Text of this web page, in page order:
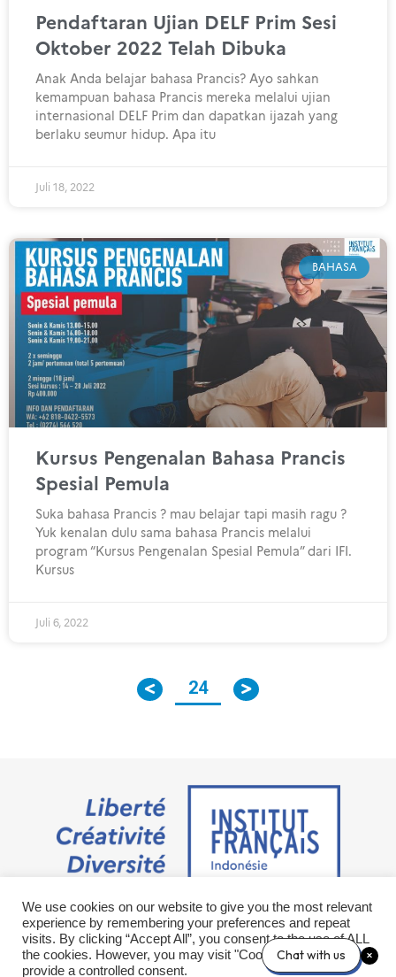
Pendaftaran Ujian DELF Prim Sesi
Oktober 2022 Telah Dibuka
Anak Anda belajar bahasa Prancis? Ayo sahkan
kemampuan bahasa Prancis mereka melalui ujian
internasional DELF Prim dan dapatkan ijazah yang
berlaku seumur hidup. Apa itu
Juli 18, 2022
BAHASA
Kursus Pengenalan Bahasa Prancis
Spesial Pemula
Suka bahasa Prancis ? mau belajar tapi masih ragu ?
Yuk kenalan dulu sama bahasa Prancis melalui
program “Kursus Pengenalan Spesial Pemula” dari IFI.
Kursus
Juli 6, 2022
24
Jalan M.H. Thamrin No. 20 Jakarta Pusat 10350
+6221 23 55 79 00
info@ifi-id.com
We use cookies on our website to give you the most relevant
experience by remembering your preferences and repeat
visits. By clicking “Accept All”, you consent to the use of ALL
the cookies. However, you may visit "Cookie Settings" to
provide a controlled consent.
Chat with us